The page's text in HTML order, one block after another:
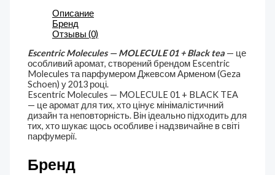
Описание
Бренд
Отзывы (0)
Escentric Molecules — MOLECULE 01 + Black tea — це
особливий аромат, створений брендом Escentric
Molecules та парфумером Джевсом Арменом (Geza
Schoen) у 2013 році.
Escentric Molecules — MOLECULE 01 + BLACK TEA
— це аромат для тих, хто цінує мінімалістичний
дизайн та неповторність. Він ідеально підходить для
тих, хто шукає щось особливе і надзвичайне в світі
парфумерії.
Бренд